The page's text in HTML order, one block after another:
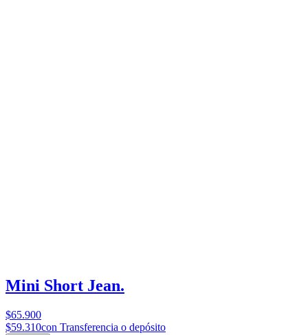
Mini Short Jean.
$65.900
$59.310con Transferencia o depósito